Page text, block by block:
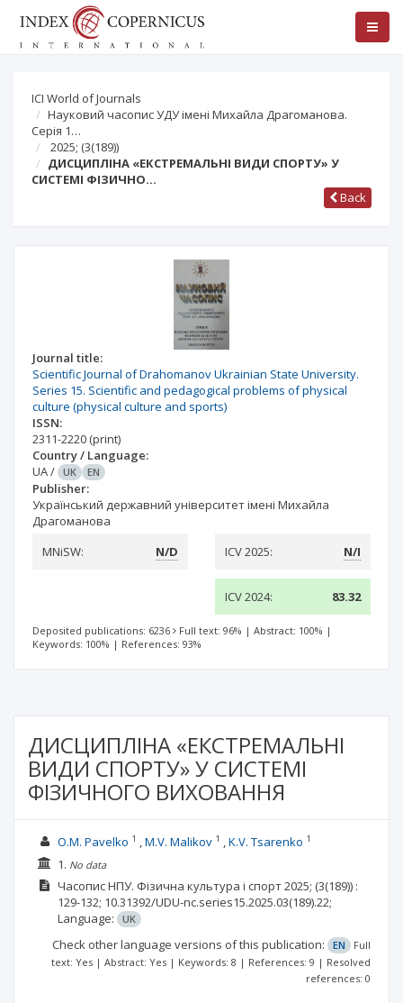
ICI World of Journals
Науковий часопис УДУ імені Михайла Драгоманова.
Серія 1…
2025; (3(189))
ДИСЦИПЛІНА «ЕКСТРЕМАЛЬНІ ВИДИ СПОРТУ» У
СИСТЕМІ ФІЗИЧНО…
Back
Journal title:
Scientific Journal of Drahomanov Ukrainian State University.
Series 15. Scientific and pedagogical problems of physical
culture (physical culture and sports)
ISSN:
2311-2220 (print)
Country / Language:
UA/ UK EN
Publisher:
Український державний університет імені Михайла
Драгоманова
MNiSW:
N/D ICV 2025: N/I
ICV 2024: 83.32
Deposited publications: 6236 Full text: 96% | Abstract: 100% |
Keywords: 100% | References: 93%
ДИСЦИПЛІНА «ЕКСТРЕМАЛЬНІ
ВИДИ СПОРТУ» У СИСТЕМІ
ФІЗИЧНОГО ВИХОВАННЯ
O.M. Pavelko 1 M.V. Malikov1 K.V. Tsarenko 1
1. No data
Часопис НПУ. Фізична культура і спорт2025; (3(189)) :
129-132; 10.31392/UDU-nc.series15.2025.03(189).22;
Language:
UK
Check other language versions of this publication: EN
Full
text: Yes | Abstract: Yes | Keywords: 8 | References: 9 | Resolved
references: 0